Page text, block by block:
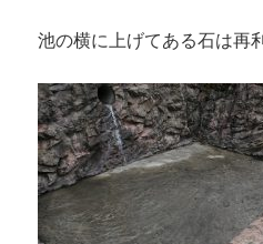
池の横に上げてある石は再